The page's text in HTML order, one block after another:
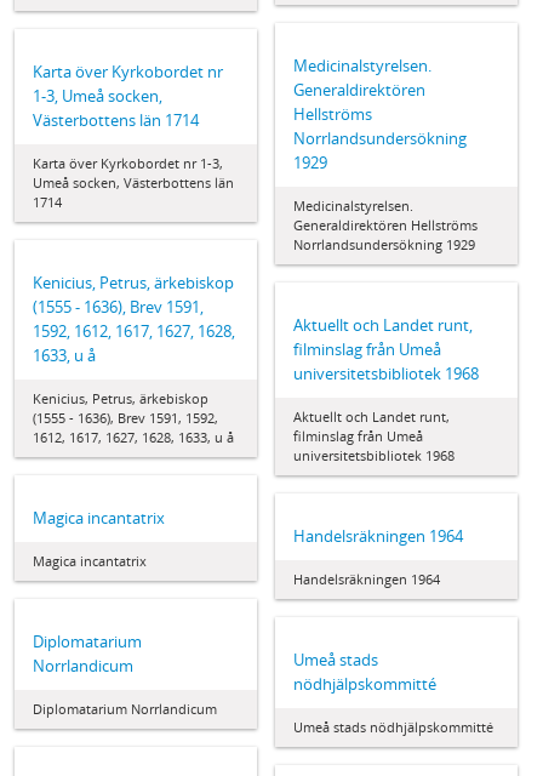
Medicinalstyrelsen.
Generaldirektören
Hellströms
Norrlandsundersökning
1929
Medicinalstyrelsen.
Generaldirektören Hellströms
Norrlandsundersökning 1929
Karta över Kyrkobordet nr
1-3, Umeå socken,
Västerbottens län 1714
Karta över Kyrkobordet nr 1-3,
Umeå socken, Västerbottens län
1714
Kenicius, Petrus, ärkebiskop
(1555 - 1636), Brev 1591,
1592, 1612, 1617, 1627, 1628,
1633, u å
Kenicius, Petrus, ärkebiskop
(1555 - 1636), Brev 1591, 1592,
1612, 1617, 1627, 1628, 1633, u å
Aktuellt och Landet runt,
filminslag från Umeå
universitetsbibliotek 1968
Aktuellt och Landet runt,
filminslag från Umeå
universitetsbibliotek 1968
Magica incantatrix
Magica incantatrix
Handelsräkningen 1964
Handelsräkningen 1964
Diplomatarium
Norrlandicum
Diplomatarium Norrlandicum
Umeå stads
nödhjälpskommitté
Umeå stads nödhjälpskommitté